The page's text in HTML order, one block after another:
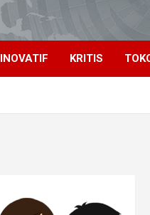
INOVATIF KRITIS